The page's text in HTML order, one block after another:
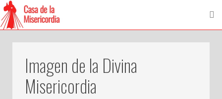
Imagen de la Divina
Misericordia